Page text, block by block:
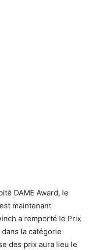
DAME Award, le
maintenant
a remporté le Prix
la catégorie
des prix aura lieu le